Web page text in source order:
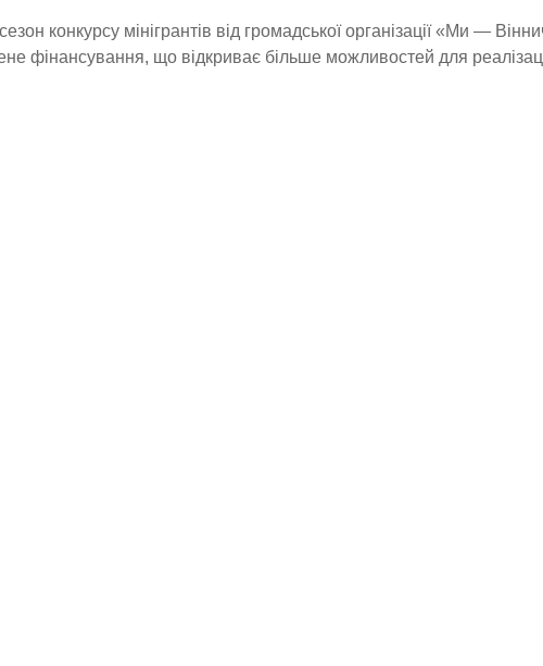
конкурсу мінігрантів від громадської організації «Ми —
фінансування, що відкриває більше можливостей для